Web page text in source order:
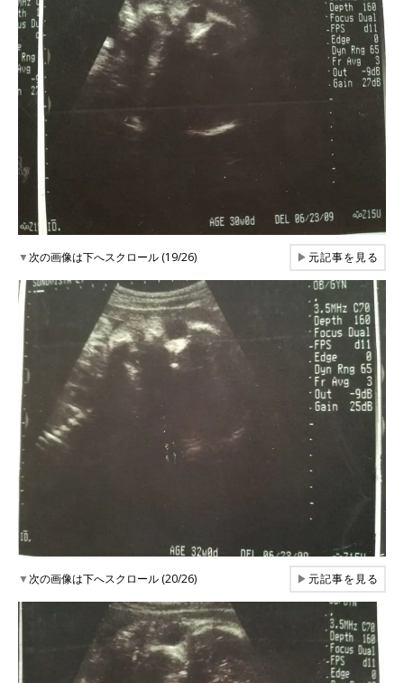
▼次の画像は下へスクロール (19/26) ▶元記事を見る
▼次の画像は下へスクロール (20/26) ▶元記事を見る